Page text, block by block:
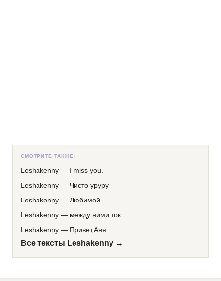
СМОТРИТЕ ТАКЖЕ:
Leshakenny — I miss you.
Leshakenny — Чисто уруру
Leshakenny — Любимой
Leshakenny — между ними ток
Leshakenny — Привет,Аня...
Все тексты Leshakenny →